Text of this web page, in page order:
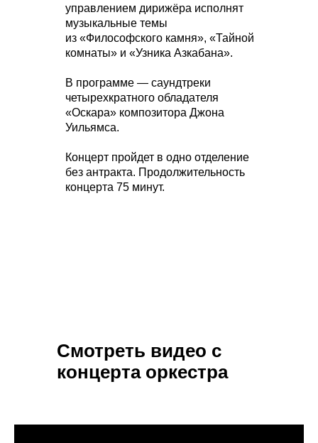
управлением дирижёра исполнят
музыкальные темы
из «Философского камня», «Тайной
комнаты» и «Узника Азкабана».
В программе — саундтреки
четырехкратного обладателя
«Оскара» композитора Джона
Уильямса.
Концерт пройдет в одно отделение
без антракта. Продолжительность
концерта 75 минут.
Смотреть видео с
концерта оркестра